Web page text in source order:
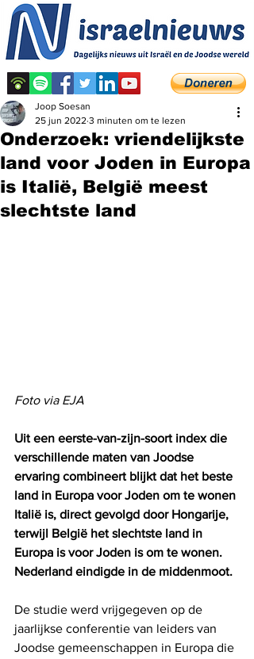
Onderzoek: vriendelijkste
land voor Joden in Europa
is Italië, België meest
slechtste land
Joop Soesan
25 jun 2022 3 minuten om te lezen
Foto via EJA
Uit een eerste-van-zijn-soort index die
verschillende maten van Joodse
ervaring combineert blijkt dat het beste
land in Europa voor Joden om te wonen
Italië is, direct gevolgd door Hongarije,
terwijl België het slechtste land in
Europa is voor Joden is om te wonen.
Nederland eindigde in de middenmoot.
De studie werd vrijgegeven op de
jaarlijkse conferentie van leiders van
Joodse gemeenschappen in Europa die